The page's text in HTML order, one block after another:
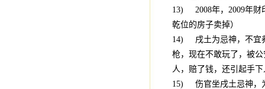
13) 2008年，2009年财
乾位的房子卖掉）
14) 戌土为忌神，不宜
枪，现在不敢玩了，被
人，赔了钱，还引起手
15) 伤官坐戌土忌神，